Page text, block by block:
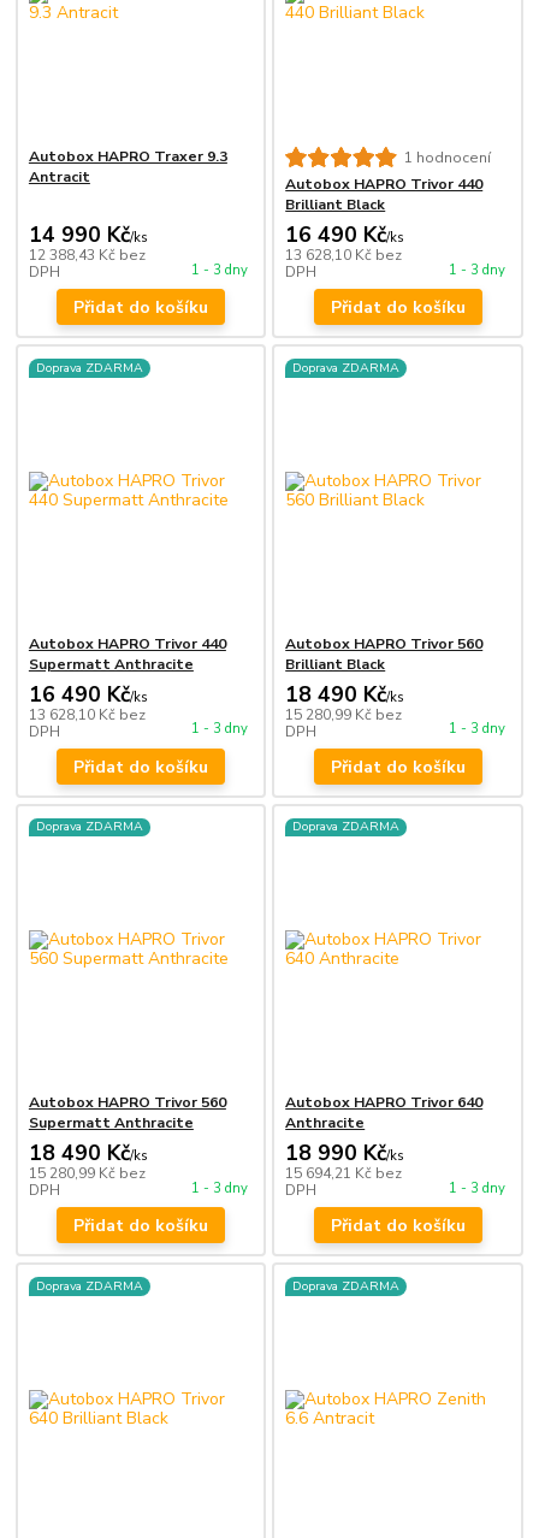
Autobox HAPRO Traxer 9.3
Antracit
14 990 Kč/ks
12 388,43 Kč bez
DPH
1 - 3 dny
Přidat do košíku
1 hodnocení
Autobox HAPRO Trivor 440
Brilliant Black
16 490 Kč/ks
13 628,10 Kč bez
DPH
1 - 3 dny
Přidat do košíku
Doprava ZDARMA
Autobox HAPRO Trivor 440
Supermatt Anthracite
16 490 Kč/ks
13 628,10 Kč bez
DPH
1 - 3 dny
Přidat do košíku
Doprava ZDARMA
Autobox HAPRO Trivor 560
Brilliant Black
18 490 Kč/ks
15 280,99 Kč bez
DPH
1 - 3 dny
Přidat do košíku
Doprava ZDARMA
Autobox HAPRO Trivor 560
Supermatt Anthracite
18 490 Kč/ks
15 280,99 Kč bez
DPH
1 - 3 dny
Přidat do košíku
Doprava ZDARMA
Autobox HAPRO Trivor 640
Anthracite
18 990 Kč/ks
15 694,21 Kč bez
DPH
1 - 3 dny
Přidat do košíku
Doprava ZDARMA Doprava ZDARMA